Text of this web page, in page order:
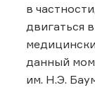
в
двигаться
данный
им. Н.Э.